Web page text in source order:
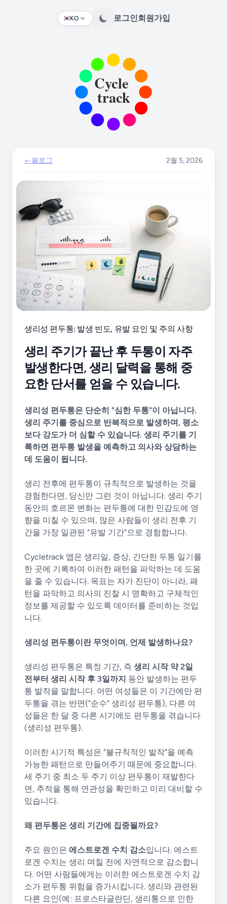
KO
Change language 로그인회원가입
←블로그 2월 5, 2026
생리성 편두통: 발생 빈도, 유발 요인 및 주의 사항
생리 주기가 끝난 후 두통이 자주
발생한다면, 생리 달력을 통해 중
요한 단서를 얻을 수 있습니다.
생리성 편두통은 단순히 "심한 두통"이 아닙니다.
생리 주기를 중심으로 반복적으로 발생하며, 평소
보다 강도가 더 심할 수 있습니다. 생리 주기를 기
록하면 편두통 발생을 예측하고 의사와 상담하는
데 도움이 됩니다.
생리 전후에 편두통이 규칙적으로 발생하는 것을
경험한다면, 당신만 그런 것이 아닙니다. 생리 주기
동안의 호르몬 변화는 편두통에 대한 민감도에 영
향을 미칠 수 있으며, 많은 사람들이 생리 전후 기
간을 가장 일관된 "유발 기간"으로 경험합니다.
Cycletrack 앱은 생리일, 증상, 간단한 두통 일기를
한 곳에 기록하여 이러한 패턴을 파악하는 데 도움
을 줄 수 있습니다. 목표는 자가 진단이 아니라, 패
턴을 파악하고 의사의 진찰 시 명확하고 구체적인
정보를 제공할 수 있도록 데이터를 준비하는 것입
니다.
생리성 편두통이란 무엇이며, 언제 발생하나요?
생리성 편두통은 특정 기간, 즉 생리 시작 약 2일
전부터 생리 시작 후 3일까지 동안 발생하는 편두
통 발작을 말합니다. 어떤 여성들은 이 기간에만 편
두통을 겪는 반면("순수" 생리성 편두통), 다른 여
성들은 한 달 중 다른 시기에도 편두통을 겪습니다
(생리성 편두통).
이러한 시기적 특성은 "불규칙적인 발작"을 예측
가능한 패턴으로 만들어주기 때문에 중요합니다.
세 주기 중 최소 두 주기 이상 편두통이 재발한다
면, 추적을 통해 연관성을 확인하고 미리 대비할 수
있습니다.
왜 편두통은 생리 기간에 집중될까요?
주요 원인은 에스트로겐 수치 감소입니다. 에스트
로겐 수치는 생리 며칠 전에 자연적으로 감소합니
다. 어떤 사람들에게는 이러한 에스트로겐 수치 감
소가 편두통 위험을 증가시킵니다. 생리와 관련된
다른 요인(예: 프로스타글란딘, 생리통으로 인한